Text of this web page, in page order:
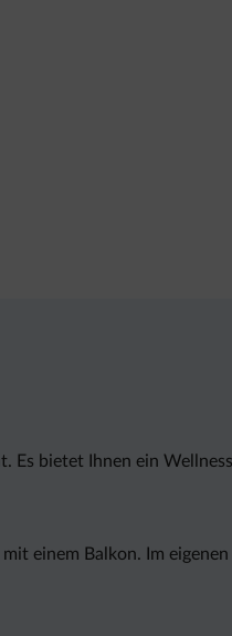
Es bietet Ihnen ein
einem Balkon. Im